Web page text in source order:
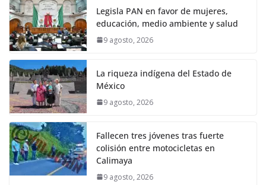
Legisla PAN en favor de mujeres,
educación, medio ambiente y salud
9 agosto, 2026
La riqueza indígena del Estado de
México
9 agosto, 2026
Fallecen tres jóvenes tras fuerte
colisión entre motocicletas en
Calimaya
9 agosto, 2026